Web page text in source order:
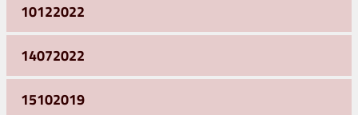
10122022
14072022
15102019